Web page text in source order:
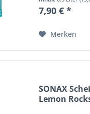
7,90 € *
Merken
SONAX
Lemon